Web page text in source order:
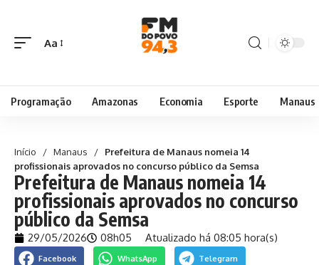
Aa
Programação Amazonas Economia Esporte Manaus
Início / Manaus /
Prefeitura de Manaus nomeia 14
profissionais aprovados no concurso público da Semsa
Prefeitura de Manaus nomeia 14
profissionais aprovados no concurso
público da Semsa
29/05/2026 08h05 Atualizado há 08:05 hora(s)
Facebook WhatsApp Telegram